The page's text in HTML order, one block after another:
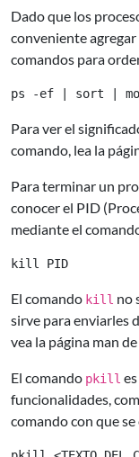
Dado que los
conveniente
comandos para
Para ver el
comando, lea la
Para terminar un
conocer el PID
mediante el
El comando kill no
sirve para enviarles
vea la página man
El comando pkill
funcionalidades,
comando con que